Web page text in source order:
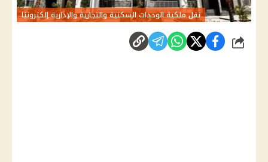
نقل ملكية الوحدات السكنية والتجارية والإدارية إلكترونيًا
شارك